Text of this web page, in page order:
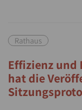
Rathaus
Effizienz und
hat die